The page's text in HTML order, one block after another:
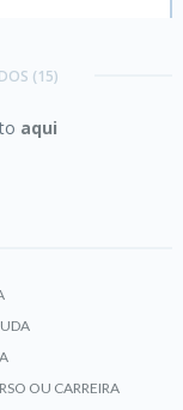
(15)
aqui
OU CARREIRA